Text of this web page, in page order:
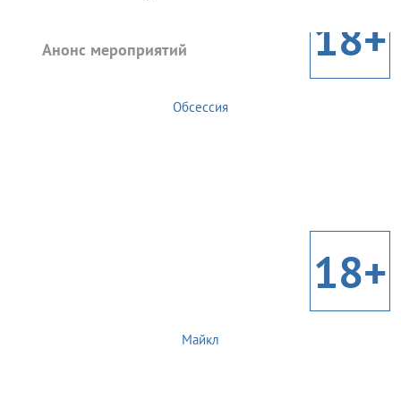
Анонс мероприятий 18+
Обсессия
18+
Майкл